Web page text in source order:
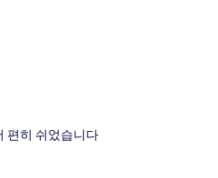
편히 쉬었습니다